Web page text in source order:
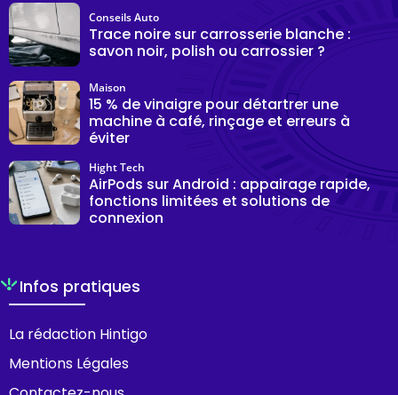
Trace noire sur carrosserie blanche :
savon noir, polish ou carrossier ?
Conseils Auto
15 % de vinaigre pour détartrer une
machine à café, rinçage et erreurs à
éviter
Maison
AirPods sur Android : appairage rapide,
fonctions limitées et solutions de
connexion
Hight Tech
Infos pratiques
La rédaction Hintigo
Mentions Légales